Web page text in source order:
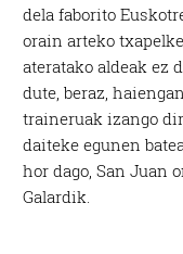
dela faborito
orain arteko
ateratako aldeak ez
dute, beraz,
traineruak izango
daiteke egunen
hor dago, San Juan
Galardik.